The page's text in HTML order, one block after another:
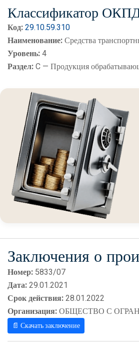
Классификатор
Код:29.10.59.310
Наименование:Средства
Уровень:4
Раздел:C — Продукция
Заключения о
Номер: 5833/07
Дата:29.01.2021
Срок действия:28.01.2022
Организация:ОБЩЕСТВО С
📄 Скачать заключение